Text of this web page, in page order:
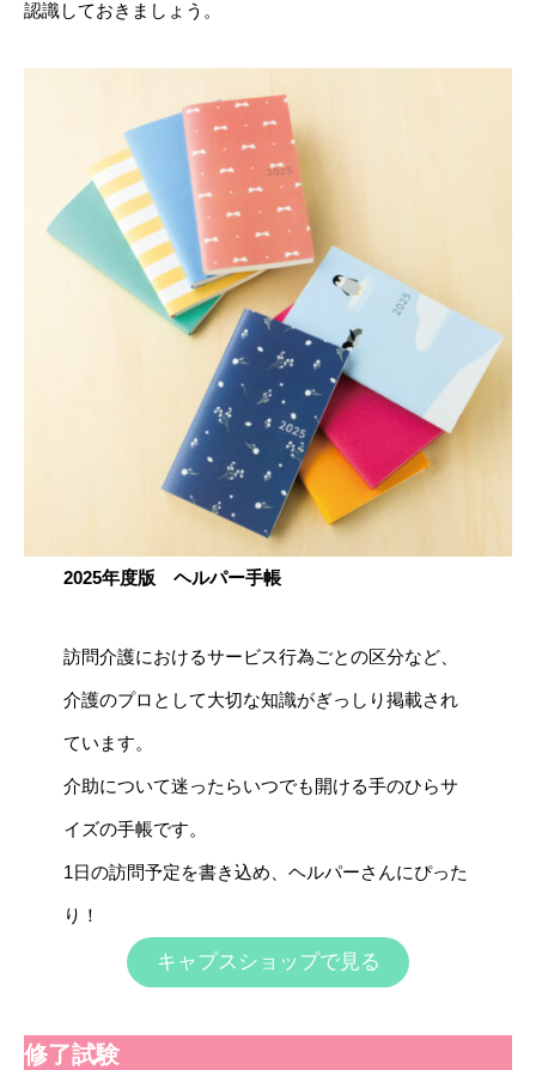
認識しておきましょう。
2025年度版 ヘルパー手帳
訪問介護におけるサービス行為ごとの区分など、
介護のプロとして大切な知識がぎっしり掲載され
ています。
介助について迷ったらいつでも開ける手のひらサ
イズの手帳です。
1日の訪問予定を書き込め、ヘルパーさんにぴった
り！
キャプスショップで見る
修了試験